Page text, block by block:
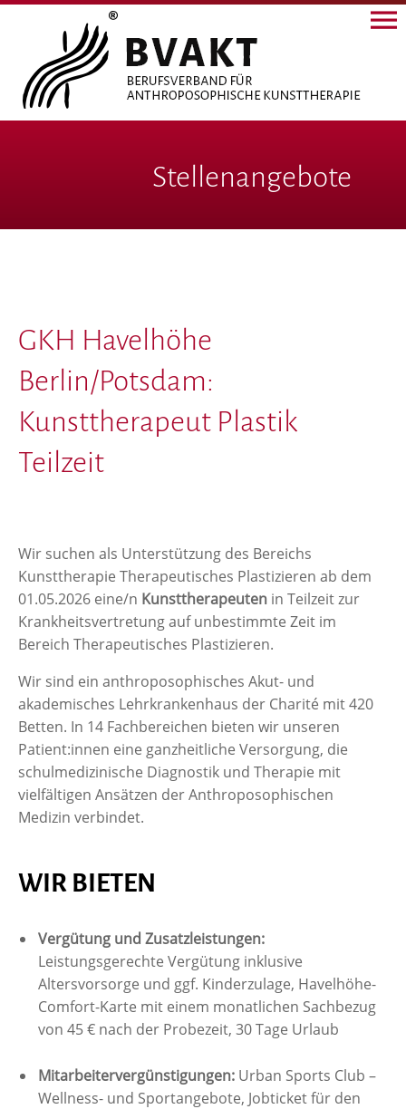
Stellenangebote
GKH Havelhöhe
Berlin/Potsdam:
Kunsttherapeut Plastik
Teilzeit
Wir suchen als Unterstützung des Bereichs
Kunsttherapie Therapeutisches Plastizieren ab dem
01.05.2026 eine/n Kunsttherapeuten in Teilzeit zur
Krankheitsvertretung auf unbestimmte Zeit im
Bereich Therapeutisches Plastizieren.
Wir sind ein anthroposophisches Akut- und
akademisches Lehrkrankenhaus der Charité mit 420
Betten. In 14 Fachbereichen bieten wir unseren
Patient:innen eine ganzheitliche Versorgung, die
schulmedizinische Diagnostik und Therapie mit
vielfältigen Ansätzen der Anthroposophischen
Medizin verbindet.
WIR BIETEN
Vergütung und Zusatzleistungen:
Leistungsgerechte Vergütung inklusive
Altersvorsorge und ggf. Kinderzulage, Havelhöhe-
Comfort-Karte mit einem monatlichen Sachbezug
von 45 € nach der Probezeit, 30 Tage Urlaub
Mitarbeitervergünstigungen: Urban Sports Club –
Wellness- und Sportangebote, Jobticket für den